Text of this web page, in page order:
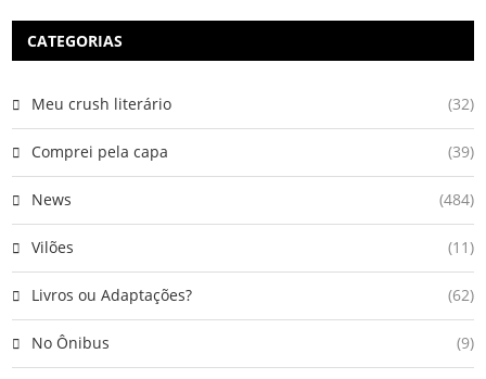
CATEGORIAS
Meu crush literário (32)
Comprei pela capa (39)
News (484)
Vilões (11)
Livros ou Adaptações? (62)
No Ônibus (9)